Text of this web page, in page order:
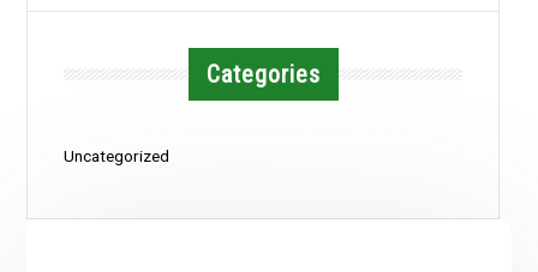
Categories
Uncategorized